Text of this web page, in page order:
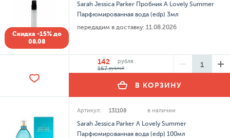
Скидка -15% до
08.08
Sarah Jessica Parker Пробник A Lovely Summer
Парфюмированная вода (edp) 3мл
передадим в доставку: 11.08.2026
142
рубля
167рублей
В КОРЗИНУ
Артикул: 131108 в наличии
Sarah Jessica Parker A Lovely Summer
Парфюмированная вода (edp) 100мл